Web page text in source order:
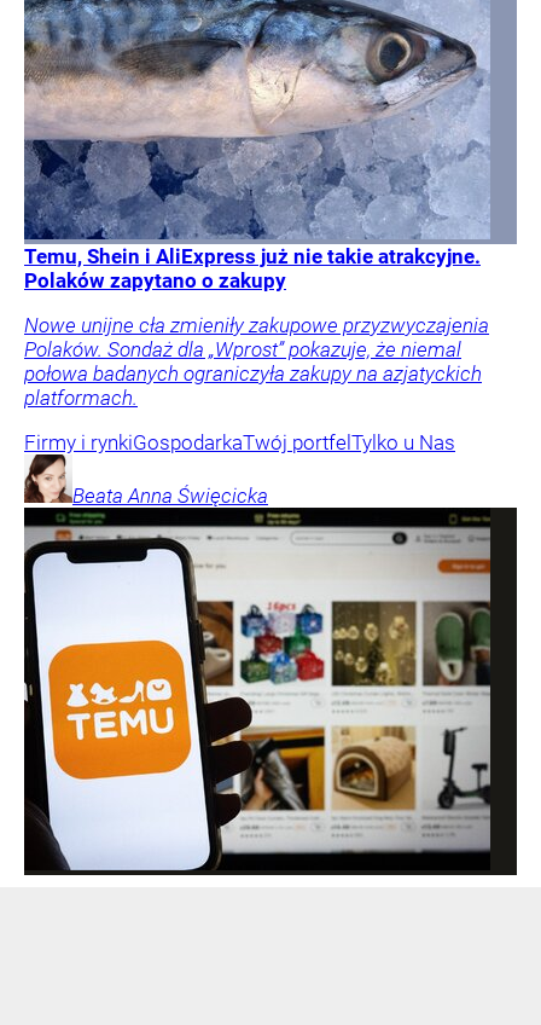
Temu, Shein i AliExpress już nie takie atrakcyjne.
Polaków zapytano o zakupy
Nowe unijne cła zmieniły zakupowe przyzwyczajenia
Polaków. Sondaż dla „Wprost” pokazuje, że niemal
połowa badanych ograniczyła zakupy na azjatyckich
platformach.
Firmy i rynkiGospodarkaTwój portfel Tylko u Nas
Beata Anna Święcicka